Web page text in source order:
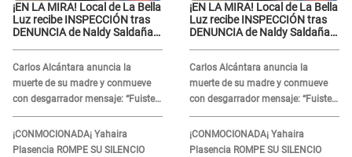
¡EN LA MIRA! Local de La Bella
Luz recibe INSPECCIÓN tras
DENUNCIA de Naldy Saldaña
Carlos Alcántara anuncia la
muerte de su madre y conmueve
con desgarrador mensaje: “Fuiste
una gran mujer”
¡CONMOCIONADA¡ Yahaira
Plasencia ROMPE SU SILENCIO
¡EN LA MIRA! Local de La Bella
Luz recibe INSPECCIÓN tras
DENUNCIA de Naldy Saldaña
Carlos Alcántara anuncia la
muerte de su madre y conmueve
con desgarrador mensaje: “Fuiste
una gran mujer”
¡CONMOCIONADA¡ Yahaira
Plasencia ROMPE SU SILENCIO